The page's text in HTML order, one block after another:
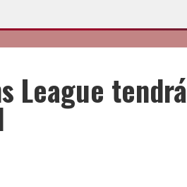
League tendrá